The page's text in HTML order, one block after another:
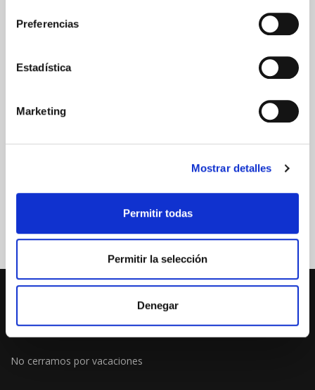
Preferencias
Estadística
Marketing
Mostrar detalles
Permitir todas
Permitir la selección
Denegar
No cerramos por vacaciones